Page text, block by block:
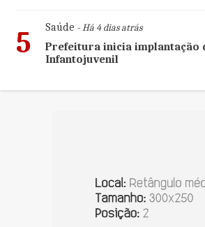
5 Saúde - Há 4 dias atrás
Prefeitura inicia implantação
Infantojuvenil